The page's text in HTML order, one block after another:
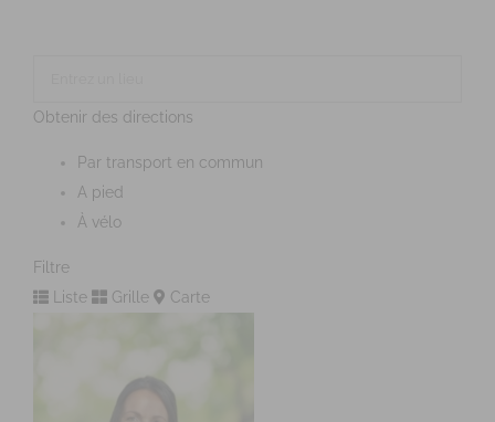
Obtenir des directions
Par transport en commun
A pied
À vélo
Filtre
Liste
Grille Carte